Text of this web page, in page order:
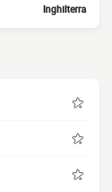
Inghilterra